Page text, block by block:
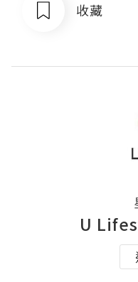
收藏
U